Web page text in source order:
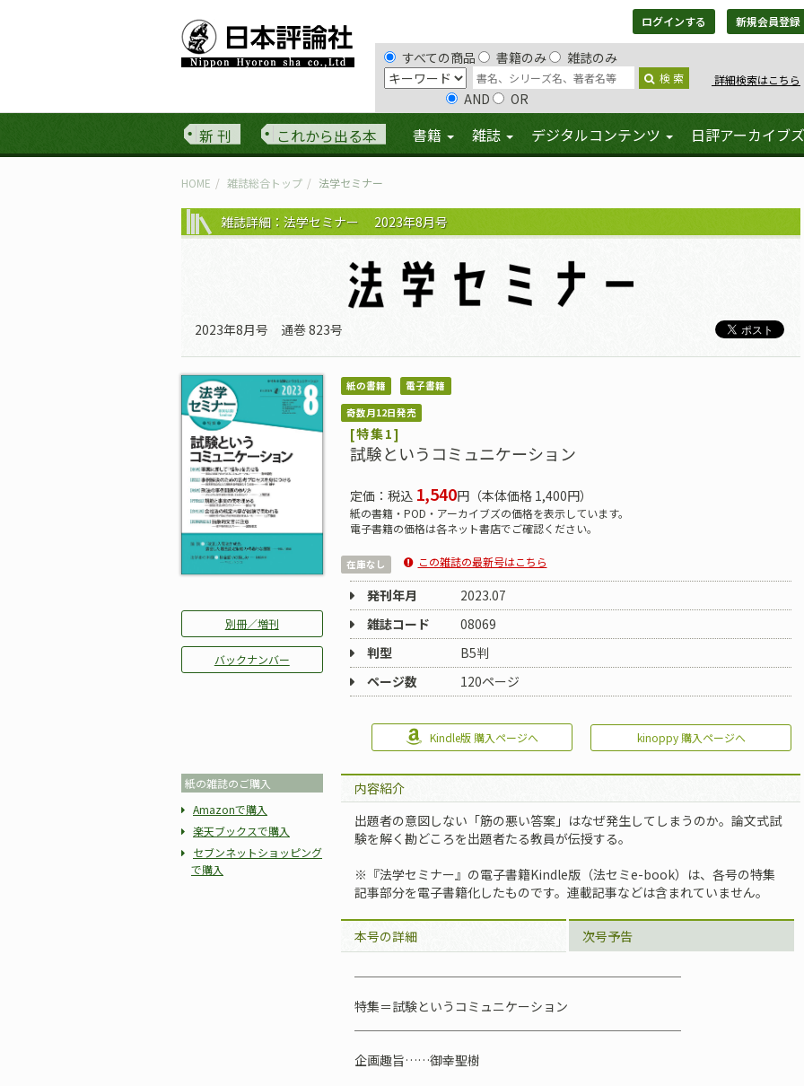
ログインする 新規会員登録
すべての商品 書籍のみ 雑誌のみ
検 索 詳細検索はこちら
AND OR
新 刊 これから出る本 書籍 雑誌 デジタルコンテンツ 日評アーカイブズ
HOME 雑誌総合トップ 法学セミナー
雑誌詳細：法学セミナー 2023年8月号
2023年8月号 通巻 823号
別冊／増刊
バックナンバー
紙の書籍
電子書籍
奇数月12日発売
[特集1]
試験というコミュニケーション
定価：税込 1,540円（本体価格 1,400円）
紙の書籍・POD・アーカイブズの価格を表示しています。
電子書籍の価格は各ネット書店でご確認ください。
在庫なし この雑誌の最新号はこちら
発刊年月
2023.07
雑誌コード
08069
判型
B5判
ページ数
120ページ
Kindle版 購入ページへ kinoppy 購入ページへ
紙の雑誌のご購入
Amazonで購入
楽天ブックスで購入
セブンネットショッピング
で購入
内容紹介
出題者の意図しない「筋の悪い答案」はなぜ発生してしまうのか。論文式試
験を解く勘どころを出題者たる教員が伝授する。
※『法学セミナー』の電子書籍Kindle版（法セミe-book）は、各号の特集
記事部分を電子書籍化したものです。連載記事などは含まれていません。
本号の詳細
次号予告
特集＝試験というコミュニケーション
企画趣旨……御幸聖樹